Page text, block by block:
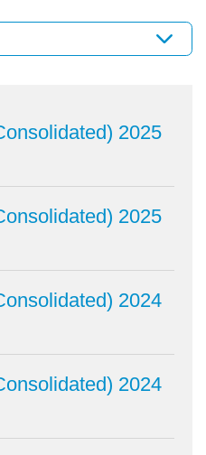
2025
2025
2024
2024